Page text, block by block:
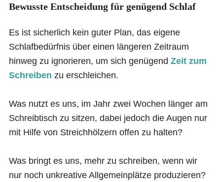
Bewusste Entscheidung für genügend Schlaf
Es ist sicherlich kein guter Plan, das eigene
Schlafbedürfnis über einen längeren Zeitraum
hinweg zu ignorieren, um sich genügend Zeit zum
Schreiben zu erschleichen.
Was nutzt es uns, im Jahr zwei Wochen länger am
Schreibtisch zu sitzen, dabei jedoch die Augen nur
mit Hilfe von Streichhölzern offen zu halten?
Was bringt es uns, mehr zu schreiben, wenn wir
nur noch unkreative Allgemeinplätze produzieren?